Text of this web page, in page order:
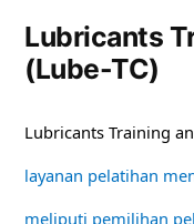
Lubricants
(Lube-TC)
Lubricants Training
layanan pelatihan
meliputi pemilihan